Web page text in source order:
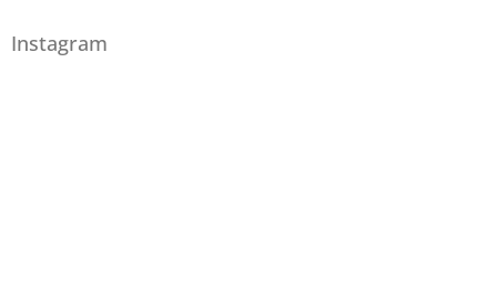
Instagram